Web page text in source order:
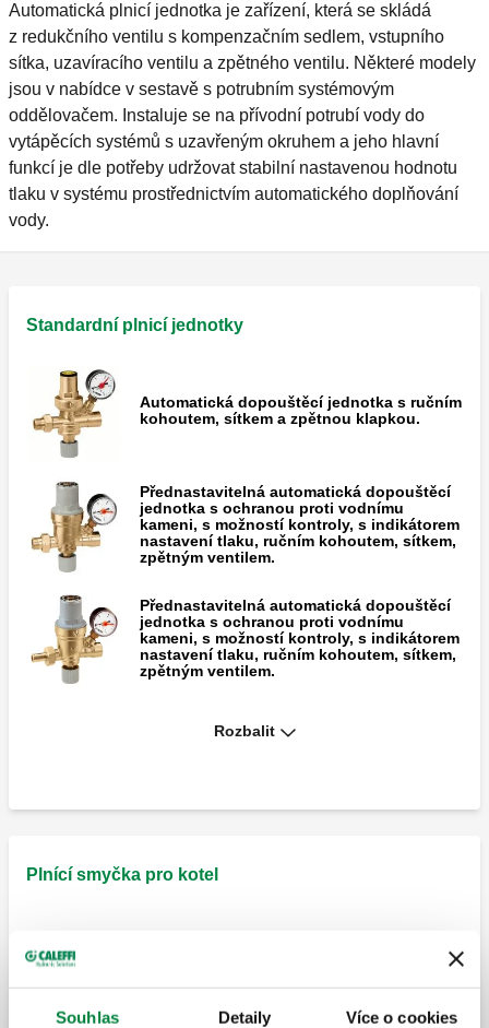
Souhlas Detaily Více o cookies
Automatická plnicí jednotka je zařízení, která se skládá
z redukčního ventilu s kompenzačním sedlem, vstupního
sítka, uzavíracího ventilu a zpětného ventilu. Některé modely
jsou v nabídce v sestavě s potrubním systémovým
oddělovačem. Instaluje se na přívodní potrubí vody do
vytápěcích systémů s uzavřeným okruhem a jeho hlavní
funkcí je dle potřeby udržovat stabilní nastavenou hodnotu
tlaku v systému prostřednictvím automatického doplňování
vody.
Standardní plnicí jednotky
Automatická dopouštěcí jednotka s ručním
kohoutem, sítkem a zpětnou klapkou.
Přednastavitelná automatická dopouštěcí
jednotka s ochranou proti vodnímu
kameni, s možností kontroly, s indikátorem
nastavení tlaku, ručním kohoutem, sítkem,
zpětným ventilem.
Přednastavitelná automatická dopouštěcí
jednotka s ochranou proti vodnímu
kameni, s možností kontroly, s indikátorem
nastavení tlaku, ručním kohoutem, sítkem,
zpětným ventilem.
Přednastavitelná automatická dopouštěcí
jednotka pro vysoké průtokové rychlosti s
Rozbalit
Plnící smyčka pro kotel